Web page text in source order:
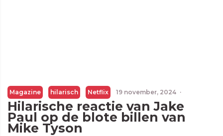
Magazine hilarisch Netflix 19 november, 2024 ·
Hilarische reactie van Jake
Paul op de blote billen van
Mike Tyson